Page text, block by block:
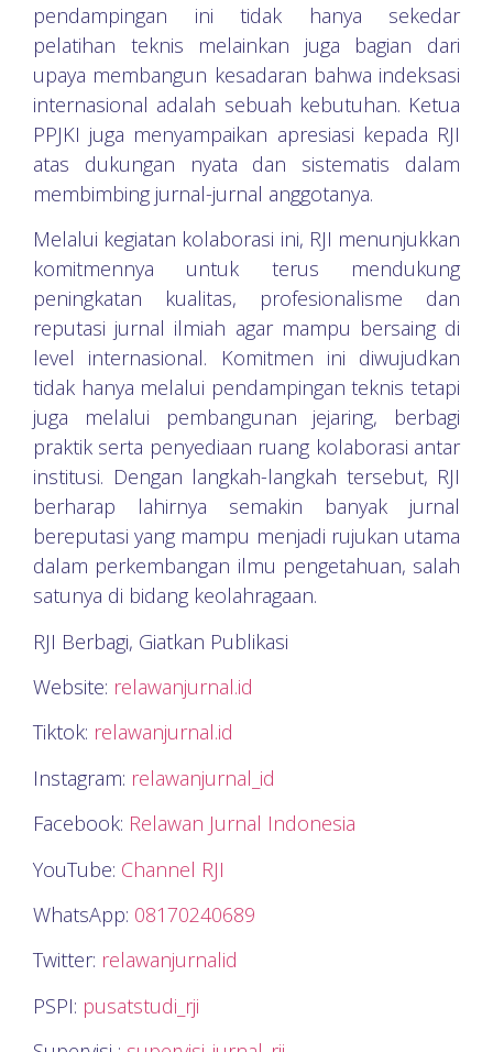
pendampingan ini tidak hanya sekedar
pelatihan teknis melainkan juga bagian dari
upaya membangun kesadaran bahwa indeksasi
internasional adalah sebuah kebutuhan. Ketua
PPJKI juga menyampaikan apresiasi kepada RJI
atas dukungan nyata dan sistematis dalam
membimbing jurnal-jurnal anggotanya.
Melalui kegiatan kolaborasi ini, RJI menunjukkan
komitmennya untuk terus mendukung
peningkatan kualitas, profesionalisme dan
reputasi jurnal ilmiah agar mampu bersaing di
level internasional. Komitmen ini diwujudkan
tidak hanya melalui pendampingan teknis tetapi
juga melalui pembangunan jejaring, berbagi
praktik serta penyediaan ruang kolaborasi antar
institusi. Dengan langkah-langkah tersebut, RJI
berharap lahirnya semakin banyak jurnal
bereputasi yang mampu menjadi rujukan utama
dalam perkembangan ilmu pengetahuan, salah
satunya di bidang keolahragaan.
RJI Berbagi, Giatkan Publikasi
Website: relawanjurnal.id
Tiktok: relawanjurnal.id
Instagram: relawanjurnal_id
Facebook: Relawan Jurnal Indonesia
YouTube: Channel RJI
WhatsApp: 08170240689
Twitter: relawanjurnalid
PSPI: pusatstudi_rji